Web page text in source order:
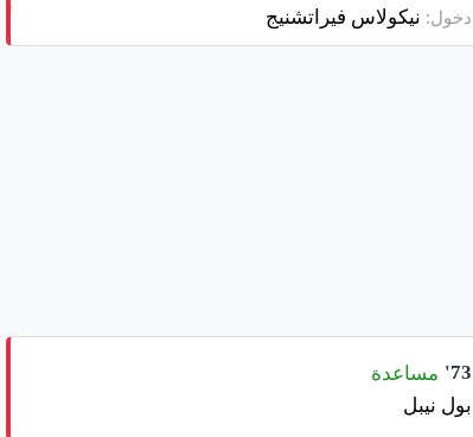
دخول: نيكولاس فيراتشنيج
73'
مساعدة
بول نيبل